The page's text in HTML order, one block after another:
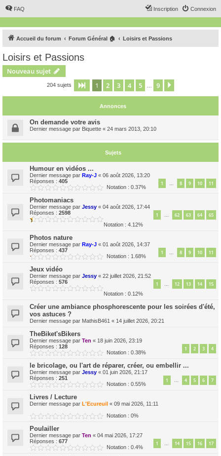
FAQ Connexion
Inscription
Accueil du forum Forum Général 🏠 Loisirs et Passions
Loisirs et Passions
Nouveau sujet
204 sujets Page 1sur9
1 2 3 4 5 9
Annonces
On demande votre avis
Dernier message par Biquette « 24 mars 2013, 20:10
Sujets
Humour en vidéos ...
Dernier message par Ray-J « 06 août 2026, 13:20
Réponses : 405 1 … 8 9 10 11
Notation : 0.37%
Photomaniacs
Dernier message par Jessy « 04 août 2026, 17:44
Réponses : 2598 1 … 62 63 64 65
Notation : 4.12%
Photos nature
Dernier message par Ray-J « 01 août 2026, 14:37
Réponses : 437 1 … 8 9 10 11
Notation : 1.68%
Jeux vidéo
Dernier message par Jessy « 22 juillet 2026, 21:52
Réponses : 576 1 … 12 13 14 15
Notation : 0.12%
Créer une ambiance phosphorescente pour les soirées d'été,
vos astuces ?
Dernier message par MathisB461 « 14 juillet 2026, 20:21
TheBiket'sBikers
Dernier message par Ten « 18 juin 2026, 23:19
Réponses : 128 1 2 3 4
Notation : 0.38%
le bricolage, ou l'art de réparer, créer, ou embellir ...
Dernier message par Jessy « 01 juin 2026, 21:17
Réponses : 251 1 … 4 5 6 7
Notation : 0.55%
Livres / Lecture
Dernier message par L'Ecureuil « 09 mai 2026, 11:11
Notation : 0%
Poulailler
Dernier message par Ten « 04 mai 2026, 17:27
Réponses : 677 1 … 14 15 16 17
Notation : 0.4%